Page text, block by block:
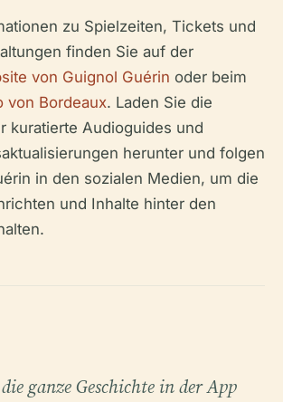
zu Spielzeiten, Tickets und
finden Sie auf der
von Guignol Guérin oder beim
von Bordeaux. Laden Sie die
kuratierte Audioguides und
herunter und folgen
in den sozialen Medien, um die
und Inhalte hinter den
ganze Geschichte in der App